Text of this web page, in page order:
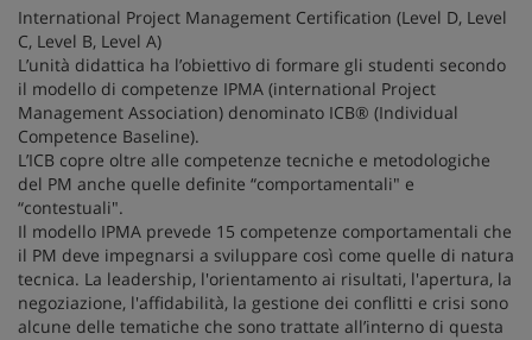
International Project Management Certification (Level D, Level
C, Level B, Level A)
L’unità didattica ha l’obiettivo di formare gli studenti secondo
il modello di competenze IPMA (international Project
Management Association) denominato ICB® (Individual
Competence Baseline).
L’ICB copre oltre alle competenze tecniche e metodologiche
del PM anche quelle definite “comportamentali" e
“contestuali".
Il modello IPMA prevede 15 competenze comportamentali che
il PM deve impegnarsi a sviluppare così come quelle di natura
tecnica. La leadership, l'orientamento ai risultati, l'apertura, la
negoziazione, l'affidabilità, la gestione dei conflitti e crisi sono
alcune delle tematiche che sono trattate all’interno di questa